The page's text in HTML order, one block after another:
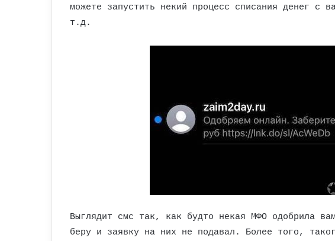
можете запустить некий процесс списания денег с
т.д.
Выглядит смс так, как будто некая МФО одобрила
беру и заявку на них не подавал. Более того,